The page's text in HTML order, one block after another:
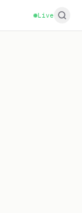
Live